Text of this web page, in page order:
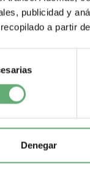
publicidad y
a partir
Denegar